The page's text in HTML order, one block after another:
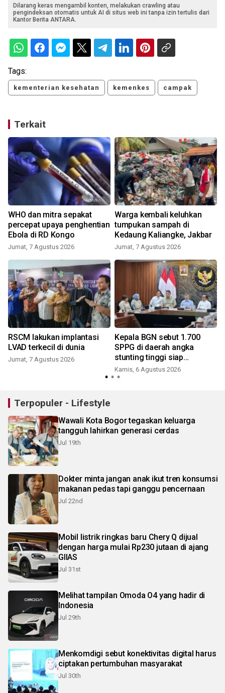
Dilarang keras mengambil konten, melakukan crawling atau
pengindeksan otomatis untuk AI di situs web ini tanpa izin tertulis dari
Kantor Berita ANTARA.
Tags:
kementerian kesehatan kemenkes campak
Terkait
WHO dan mitra sepakat
percepat upaya penghentian
Ebola di RD Kongo
Jumat, 7 Agustus 2026
Warga kembali keluhkan
tumpukan sampah di
Kedaung Kaliangke, Jakbar
Jumat, 7 Agustus 2026
RSCM lakukan implantasi
LVAD terkecil di dunia
Jumat, 7 Agustus 2026
Kepala BGN sebut 1.700
SPPG di daerah angka
stunting tinggi siap
beroperasi
Kamis, 6 Agustus 2026
Terpopuler - Lifestyle
Wawali Kota Bogor tegaskan keluarga
tangguh lahirkan generasi cerdas
Jul 19th
Dokter minta jangan anak ikut tren konsumsi
makanan pedas tapi ganggu pencernaan
Jul 22nd
Mobil listrik ringkas baru Chery Q dijual
dengan harga mulai Rp230 jutaan di ajang
GIIAS
Jul 31st
Melihat tampilan Omoda O4 yang hadir di
Indonesia
Jul 29th
Menkomdigi sebut konektivitas digital harus
ciptakan pertumbuhan masyarakat
Jul 30th